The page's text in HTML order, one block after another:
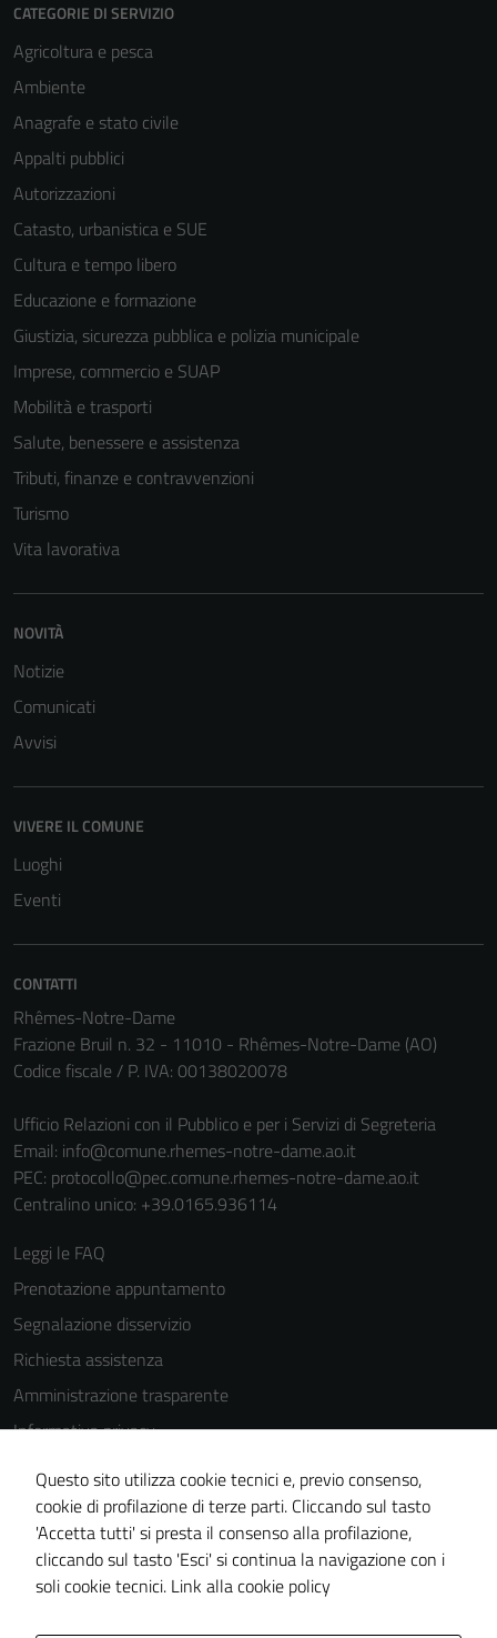
CATEGORIE DI SERVIZIO
Agricoltura e pesca
Ambiente
Anagrafe e stato civile
Appalti pubblici
Autorizzazioni
Catasto, urbanistica e SUE
Cultura e tempo libero
Educazione e formazione
Giustizia, sicurezza pubblica e polizia municipale
Imprese, commercio e SUAP
Mobilità e trasporti
Salute, benessere e assistenza
Tributi, finanze e contravvenzioni
Turismo
Vita lavorativa
NOVITÀ
Notizie
Comunicati
Avvisi
VIVERE IL COMUNE
Luoghi
Eventi
CONTATTI
Rhêmes-Notre-Dame
Frazione Bruil n. 32 - 11010 - Rhêmes-Notre-Dame (AO)
Codice fiscale / P. IVA: 00138020078
Ufficio Relazioni con il Pubblico e per i Servizi di Segreteria
Email: info@comune.rhemes-notre-dame.ao.it
PEC: protocollo@pec.comune.rhemes-notre-dame.ao.it
Centralino unico: +39.0165.936114
Leggi le FAQ
Prenotazione appuntamento
Segnalazione disservizio
Richiesta assistenza
Amministrazione trasparente
Informativa privacy
Cookie Policy
Note legali
Dichiarazione di accessibilità
Piano di miglioramento del sito
Questo sito utilizza cookie tecnici e, previo consenso,
cookie di profilazione di terze parti. Cliccando sul tasto
'Accetta tutti' si presta il consenso alla profilazione,
cliccando sul tasto 'Esci' si continua la navigazione con i
soli cookie tecnici. Link alla cookie policy
Questi cookie
sono necessari
funzionamento
del sito e non
possono